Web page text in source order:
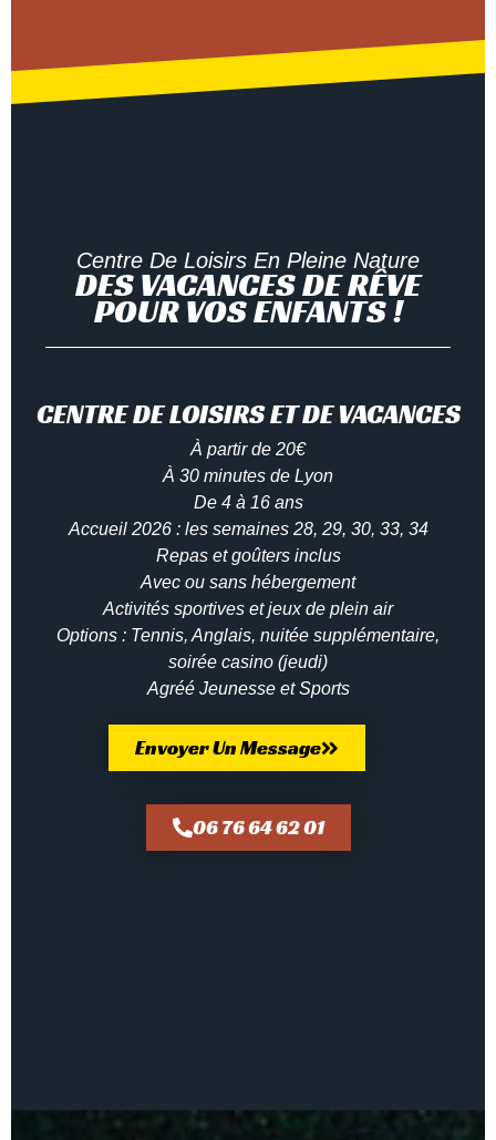
Centre De Loisirs En Pleine Nature
DES VACANCES DE RÊVE
POUR VOS ENFANTS !
CENTRE DE LOISIRS ET DE VACANCES
À partir de 20€
À 30 minutes de Lyon
De 4 à 16 ans
Accueil 2026 : les semaines 28, 29, 30, 33, 34
Repas et goûters inclus
Avec ou sans hébergement
Activités sportives et jeux de plein air
Options : Tennis, Anglais, nuitée supplémentaire,
soirée casino (jeudi)
Agréé Jeunesse et Sports
Envoyer Un Message
06 76 64 62 01